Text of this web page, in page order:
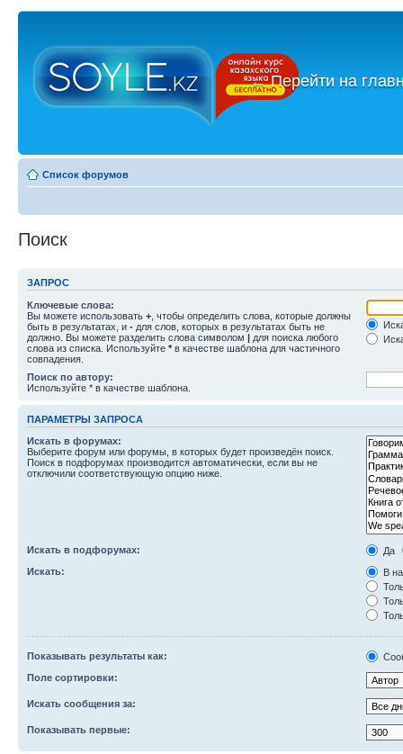
←Перейти на
Список форумов
Поиск
ЗАПРОС
Ключевые слова:
Вы можете использовать + , чтобы определить слова, которые должны
быть в результатах, и - для слов, которых в результатах быть не
должно. Вы можете разделить слова символом | для поиска любого
слова из списка. Используйте * в качестве шаблона для частичного
совпадения.
Поиск по автору:
Используйте * в качестве шаблона.
ПАРАМЕТРЫ ЗАПРОСА
Искать в форумах:
Выберите форум или форумы, в которых будет произведён поиск.
Поиск в подфорумах производится автоматически, если вы не
отключили соответствующую опцию ниже.
Искать в подфорумах:
Да
Искать:
В
Показывать результаты как:
Поле сортировки:
Искать сообщения за:
Показывать первые: